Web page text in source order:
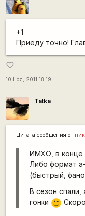
+1
Приеду точно!
favorite_border
10 Ноя, 2011 18:19
Tatka
Цитата сообщения от
ИМХО, в конце
Либо формат
(быстрый,
В сезон спали,
гонки
:)